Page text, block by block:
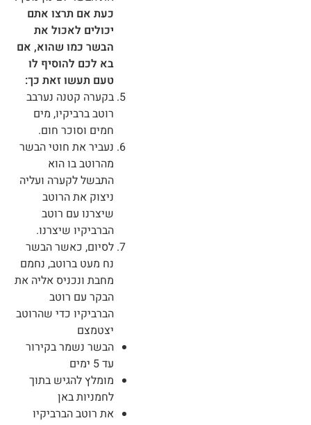
כעת אם תרצו אתם
יכולים לאכול את
הבשר כמו שהוא, אם
בא לכם להוסיף לו
טעם תעשו זאת כך:
בקערה קטנה נערבב
רוטב ברביקיו, מים
חמים וסוכר חום.
נעביר את חוטי הבשר
מהרוטב בו הוא
התבשל לקערה ועליה
ניצוק את הרוטב
שיצרנו עם רוטב
הברביקיו שיצרנו.
לסיום, כאשר הבשר
נח מעט ברוטב, נחמם
מחבת ונכניס אליה את
הבקר עם רוטב
הברביקיו כדי שהרוטב
יצטמצם
הבשר נשמר בקירור
עד 5 ימים
מומלץ להגיש בתוך
לחמניות באן
את רוטב הברביקיו